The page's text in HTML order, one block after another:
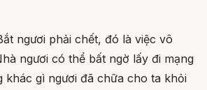
ngươi phải chết, đó là việc vô
ngươi có thể bất ngờ lấy đi mạng
khác gì ngươi đã chữa cho ta khỏi